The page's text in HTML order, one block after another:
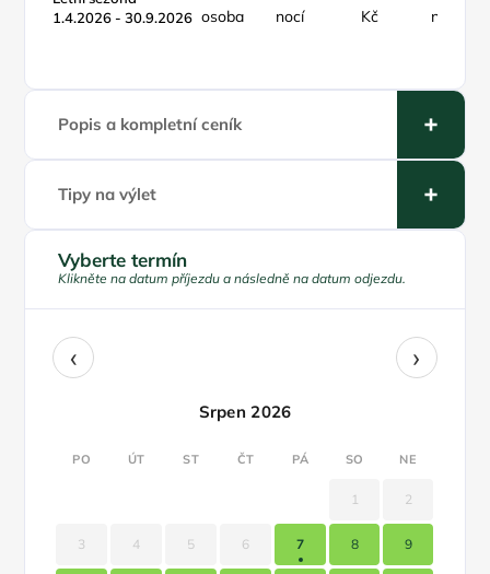
1.4.2026 - 30.9.2026 osoba
nocí
Kč
noc
Popis a kompletní ceník
Tipy na výlet
Vyberte termín
Klikněte na datum příjezdu a následně na datum odjezdu.
‹ ›
Srpen 2026
PO ÚT ST ČT PÁ SO NE
1 2
3 4 5 6 7 8 9